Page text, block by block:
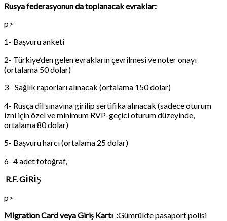
Rusya federasyonun da toplanacak evraklar:
p>
1- Başvuru anketi
2- Türkiye’den gelen evrakların çevrilmesi ve noter onayı
(ortalama 50 dolar)
3- Sağlık raporları alınacak (ortalama 150 dolar)
4- Rusça dil sınavına girilip sertifika alınacak (sadece oturum
izni için özel ve minimum RVP-geçici oturum düzeyinde,
ortalama 80 dolar)
5- Başvuru harcı (ortalama 25 dolar)
6- 4 adet fotoğraf,
R.F. GİRİŞ
p>
Migration Card veya Giriş Kartı :Gümrükte pasaport polisi